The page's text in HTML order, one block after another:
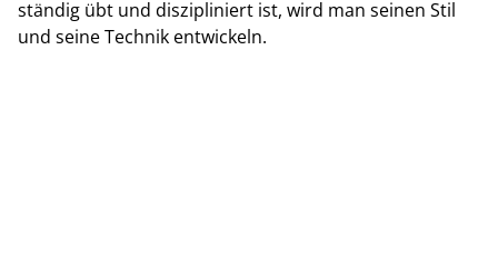
ständig übt und diszipliniert ist, wird man seinen Stil
und seine Technik entwickeln.